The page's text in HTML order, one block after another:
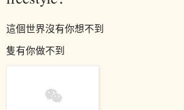
這個世界沒有你想不到
隻有你做不到